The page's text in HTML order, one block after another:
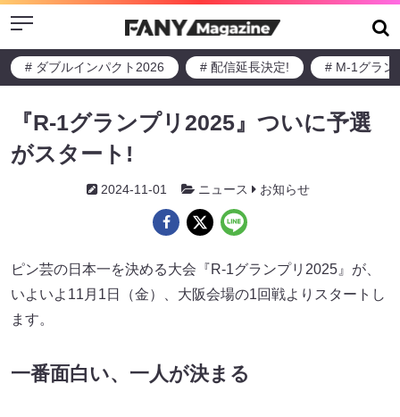
Menu
# ダブルインパクト2026 # 配信延長決定! # M-1グラン
『R-1グランプリ2025』ついに予選
がスタート!
2024-11-01 ニュース お知らせ
ピン芸の日本一を決める大会『R-1グランプリ2025』が、
いよいよ11月1日（金）、大阪会場の1回戦よりスタートし
ます。
一番面白い、一人が決まる